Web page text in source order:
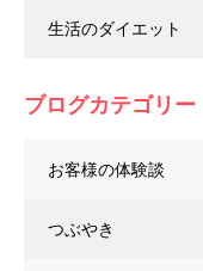
生活のダイエット
ブログカテゴリー
お客様の体験談
つぶやき